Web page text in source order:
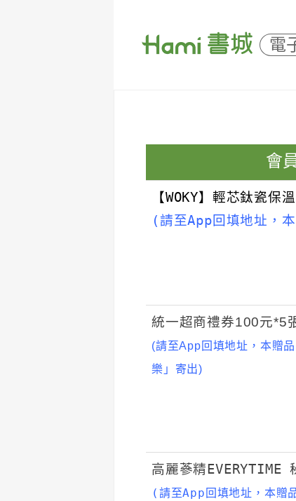
電
會
【WOKY】輕芯鈦瓷
(請至App回填地址，
統一超商禮券100元*5
(請至App回填地址，本贈
樂」寄出)
高麗蔘精
(請至App回填地址，本贈